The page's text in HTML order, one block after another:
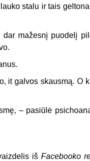
stalu ir tais
mažesnį puodelį
it galvos skausmą. O
– pasiūlė
išFacebooko